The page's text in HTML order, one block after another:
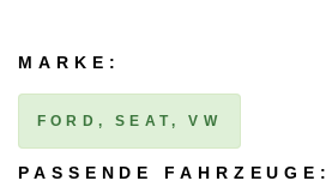
MARKE:
FORD, SEAT, VW
PASSENDE FAHRZEUGE: